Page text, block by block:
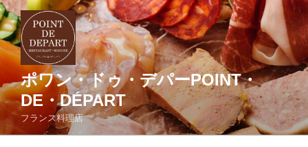
コ
ン
テ
ン
へ
ス
キ
ッ
ポワン・ドゥ・デパーPOINT・
DE・DÉPART
フランス料理店